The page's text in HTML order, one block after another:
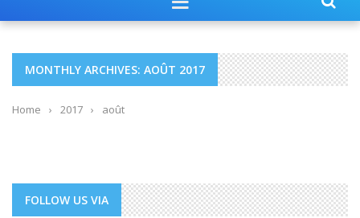
MONTHLY ARCHIVES: AOÛT 2017
Home › 2017 › août
FOLLOW US VIA